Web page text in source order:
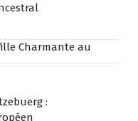
Charmante au
: